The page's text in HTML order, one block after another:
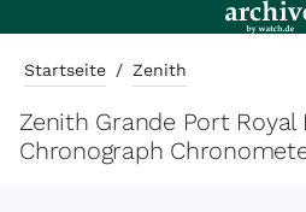
Startseite / Zenith
Zenith Grande Port Royal
Chronograph